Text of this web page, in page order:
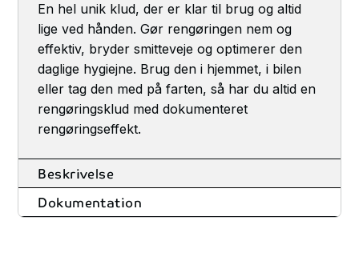
Beskrivelse
Dokumentation
En hel unik klud, der er klar til brug og altid
lige ved hånden. Gør rengøringen nem og
effektiv, bryder smitteveje og optimerer den
daglige hygiejne. Brug den i hjemmet, i bilen
eller tag den med på farten, så har du altid en
rengøringsklud med dokumenteret
rengøringseffekt.